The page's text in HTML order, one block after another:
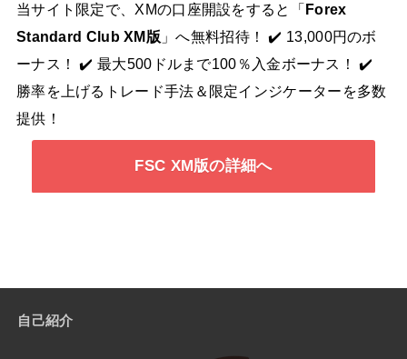
当サイト限定で、XMの口座開設をすると「 Forex
Standard Club XM版 」へ無料招待！ ✔️ 13,000円のボ
ーナス！ ✔️ 最大500ドルまで100％入金ボーナス！ ✔️
勝率を上げるトレード手法＆限定インジケーターを多数
提供！
FSC XM版の詳細へ
自己紹介